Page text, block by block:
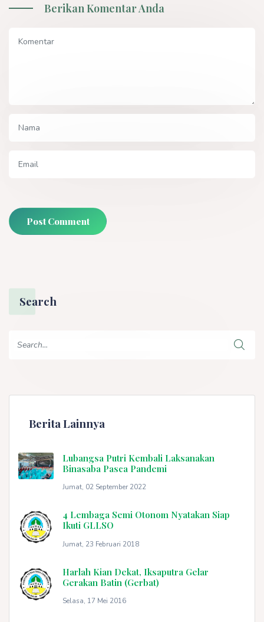
Berikan Komentar Anda
Post Comment
Search
Berita Lainnya
Lubangsa Putri Kembali Laksanakan
Binasaba Pasca Pandemi
Jumat, 02 September 2022
4 Lembaga Semi Otonom Nyatakan Siap
Ikuti GLLSO
Jumat, 23 Februari 2018
Harlah Kian Dekat, Iksaputra Gelar
Gerakan Batin (Gerbat)
Selasa, 17 Mei 2016